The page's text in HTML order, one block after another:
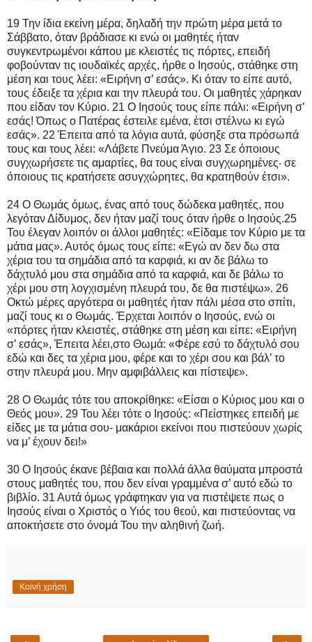
19 Την ίδια εκείνη μέρα, δηλαδή την πρώτη μέρα μετά το
Σάββατο, όταν βράδιασε κι ενώ οι μαθητές ήταν
συγκεντρωμένοι κάπου με κλειστές τις πόρτες, επειδή
φοβούνταν τις ιουδαϊκές αρχές, ήρθε ο Ιησούς, στάθηκε στη
μέση και τους λέει: «Ειρήνη σ’ εσάς». Κι όταν το είπε αυτό,
τους έδειξε τα χέρια και την πλευρά του. Οι μαθητές χάρηκαν
που είδαν τον Κύριο. 21 Ο Ιησούς τους είπε πάλι: «Ειρήνη σ’
εσάς! Όπως ο Πατέρας έστειλε εμένα, έτσι στέλνω κι εγώ
εσάς». 22 Έπειτα από τα λόγια αυτά, φύσηξε στα πρόσωπά
τους και τους λέει: «Λάβετε Πνεύμα Άγιο. 23 Σε όποιους
συγχωρήσετε τις αμαρτίες, θα τους είναι συγχωρημένες· σε
όποιους τις κρατήσετε ασυγχώρητες, θα κρατηθούν έτσι».
24 Ο Θωμάς όμως, ένας από τους δώδεκα μαθητές, που
λεγόταν Δίδυμος, δεν ήταν μαζί τους όταν ήρθε ο Ιησούς.25
Του έλεγαν λοιπόν οι άλλοι μαθητές: «Είδαμε τον Κύριο με τα
μάτια μας». Αυτός όμως τους είπε: «Εγώ αν δεν δω στα
χέρια του τα σημάδια από τα καρφιά, κι αν δε βάλω το
δάχτυλό μου στα σημάδια από τα καρφιά, και δε βάλω το
χέρι μου στη λογχισμένη πλευρά του, δε θα πιστέψω». 26
Οκτώ μέρες αργότερα οι μαθητές ήταν πάλι μέσα στο σπίτι,
μαζί τους κι ο Θωμάς. Έρχεται λοιπόν ο Ιησούς, ενώ οι
«πόρτες ήταν κλειστές, στάθηκε στη μέση και είπε: «Ειρήνη
σ’ εσάς», Έπειτα λέει,στο Θωμά: «Φέρε εσύ το δάχτυλό σου
εδώ και δες τα χέρια μου, φέρε και το χέρι σου και βάλ’ το
στην πλευρά μου. Μην αμφιβάλλεις και πίστεψε».
28 Ο Θωμάς τότε του αποκρίθηκε: «Είσαι ο Κύριος μου και ο
Θεός μου». 29 Του λέει τότε ο Ιησούς: «Πείστηκες επειδή με
είδες με τα μάτια σου- μακάριοι εκείνοι που πιστεύουν χωρίς
να μ’ έχουν δει!»
30 Ο Ιησούς έκανε βέβαια και πολλά άλλα θαύματα μπροστά
στους μαθητές του, που δεν είναι γραμμένα σ’ αυτό εδώ το
βιβλίο. 31 Αυτά όμως γράφτηκαν για να πιστέψετε πως ο
Ιησούς είναι ο Χριστός ο Υιός του θεού, και πιστεύοντας να
αποκτήσετε στο όνομά Του την αληθινή ζωή.
Κοινή χρήση